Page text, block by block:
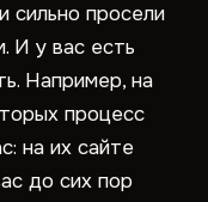
сильно просели
И у вас есть
Например, на
процесс
на их сайте
до сих пор